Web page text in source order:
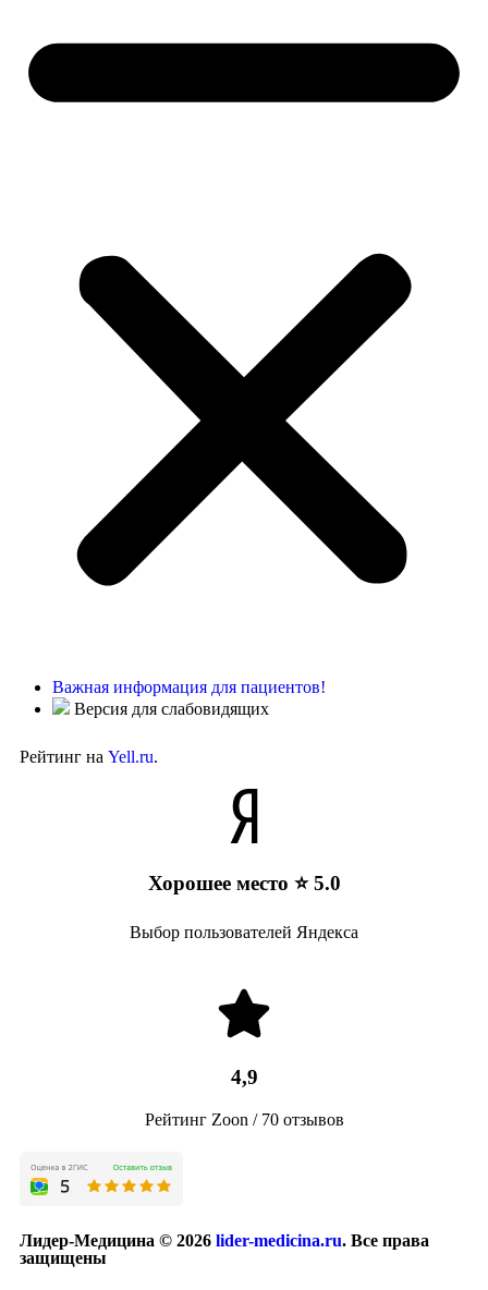
Важная информация для пациентов!
Версия для слабовидящих
Рейтинг на Yell.ru.
Хорошее место ⭐ 5.0
Выбор пользователей Яндекса
4,9
Рейтинг Zoon / 70 отзывов
Лидер-Медицина © 2026 lider-medicina.ru. Все права
защищены